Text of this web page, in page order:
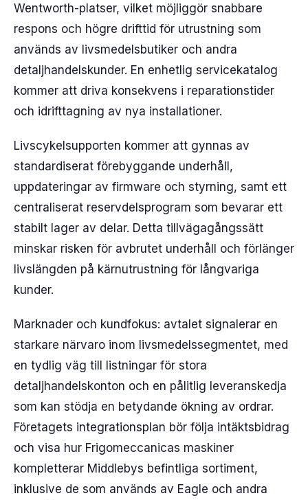
Wentworth-platser, vilket möjliggör snabbare
respons och högre drifttid för utrustning som
används av livsmedelsbutiker och andra
detaljhandelskunder. En enhetlig servicekatalog
kommer att driva konsekvens i reparationstider
och idrifttagning av nya installationer.
Livscykelsupporten kommer att gynnas av
standardiserat förebyggande underhåll,
uppdateringar av firmware och styrning, samt ett
centraliserat reservdelsprogram som bevarar ett
stabilt lager av delar. Detta tillvägagångssätt
minskar risken för avbrutet underhåll och förlänger
livslängden på kärnutrustning för långvariga
kunder.
Marknader och kundfokus: avtalet signalerar en
starkare närvaro inom livsmedelssegmentet, med
en tydlig väg till listningar för stora
detaljhandelskonton och en pålitlig leveranskedja
som kan stödja en betydande ökning av ordrar.
Företagets integrationsplan bör följa intäktsbidrag
och visa hur Frigomeccanicas maskiner
kompletterar Middlebys befintliga sortiment,
inklusive de som används av Eagle och andra